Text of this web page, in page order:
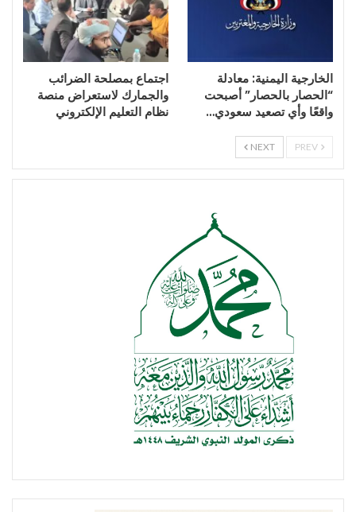
الخارجية اليمنية: معادلة
“الحصار بالحصار” أصبحت
واقعًا وأي تصعيد سعودي…
اجتماع بمصلحة الضرائب
والجمارك لاستعراض منصة
نظام التعليم الإلكتروني
NEXT